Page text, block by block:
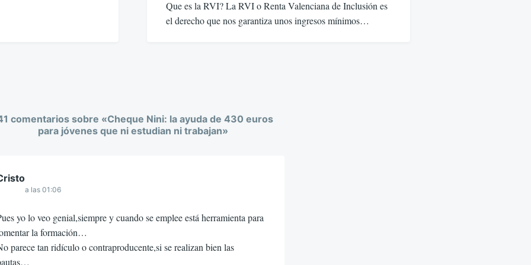
Que es la RVI? La RVI o Renta Valenciana de Inclusión es
el derecho que nos garantiza unos ingresos mínimos…
comentarios sobre «Cheque Nini: la ayuda de 430 euros
para jóvenes que ni estudian ni trabajan»
a las 01:06
yo lo veo genial,siempre y cuando se emplee está herramienta para
la formación…
parece tan ridículo o contraproducente,si se realizan bien las